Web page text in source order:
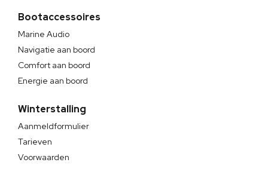
Bootaccessoires
Marine Audio
Navigatie aan boord
Comfort aan boord
Energie aan boord
Winterstalling
Aanmeldformulier
Tarieven
Voorwaarden